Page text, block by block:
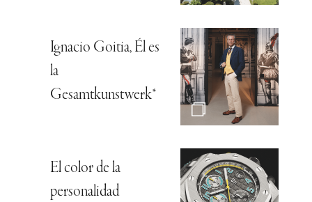
Ignacio Goitia, Él es
la
Gesamtkunstwerk*
El color de la
personalidad